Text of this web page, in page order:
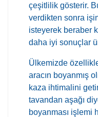
çeşitlilik gösterir.
verdikten sonra
isteyerek beraber
daha iyi sonuçlar
Ülkemizde
aracın boyanmış
kaza ihtimalini
tavandan aşağı
boyanması işlemi